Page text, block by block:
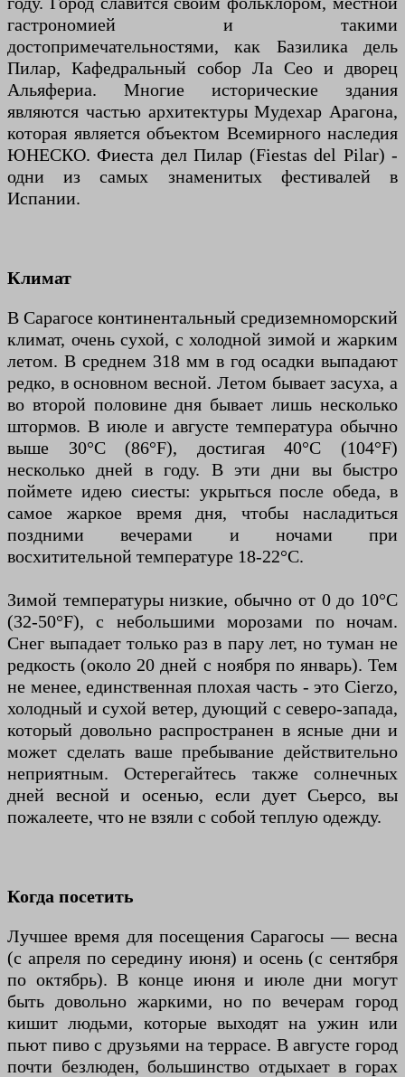
гастрономией и такими
достопримечательностями, как Базилика дель
Пилар, Кафедральный собор Ла Сео и дворец
Альяфериа. Многие исторические здания
являются частью архитектуры Мудехар Арагона,
которая является объектом Всемирного наследия
ЮНЕСКО. Фиеста дел Пилар (Fiestas del Pilar) -
одни из самых знаменитых фестивалей в
Испании.
Климат
В Сарагосе континентальный средиземноморский
климат, очень сухой, с холодной зимой и жарким
летом. В среднем 318 мм в год осадки выпадают
редко, в основном весной. Летом бывает засуха, а
во второй половине дня бывает лишь несколько
штормов. В июле и августе температура обычно
выше 30°C (86°F), достигая 40°C (104°F)
несколько дней в году. В эти дни вы быстро
поймете идею сиесты: укрыться после обеда, в
самое жаркое время дня, чтобы насладиться
поздними вечерами и ночами при
восхитительной температуре 18-22°C.
Зимой температуры низкие, обычно от 0 до 10°C
(32-50°F), с небольшими морозами по ночам.
Снег выпадает только раз в пару лет, но туман не
редкость (около 20 дней с ноября по январь). Тем
не менее, единственная плохая часть - это Cierzo,
холодный и сухой ветер, дующий с северо-запада,
который довольно распространен в ясные дни и
может сделать ваше пребывание действительно
неприятным. Остерегайтесь также солнечных
дней весной и осенью, если дует Сьерсо, вы
пожалеете, что не взяли с собой теплую одежду.
Когда посетить
Лучшее время для посещения Сарагосы — весна
(с апреля по середину июня) и осень (с сентября
по октябрь). В конце июня и июле дни могут
быть довольно жаркими, но по вечерам город
кишит людьми, которые выходят на ужин или
пьют пиво с друзьями на террасе. В августе город
почти безлюден, большинство отдыхает в горах